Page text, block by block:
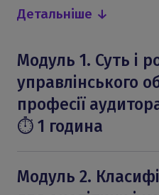
Детальніше ↓
Модуль 1. Суть і
управлінського
професії
⏱ 1 година
управлінським
● Як управлінський
Модуль 2.